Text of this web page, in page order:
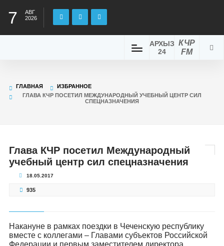
7
АВГ
2026
КЧР
FM
АРХЫЗ
24
ГЛАВНАЯ
ИЗБРАННОЕ
ГЛАВА КЧР ПОСЕТИЛ МЕЖДУНАРОДНЫЙ УЧЕБНЫЙ ЦЕНТР СИЛ
СПЕЦНАЗНАЧЕНИЯ
Глава КЧР посетил Международный
учебный центр сил спецназначения
18.05.2017
935
Накануне в рамках поездки в Чеченскую республику
вместе с коллегами – Главами субъектов Российской
Федерации и первым заместителем директора